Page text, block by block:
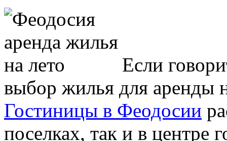
Если
выбор жилья для аренды
Гостиницы в Феодосии
поселках, так и в центре